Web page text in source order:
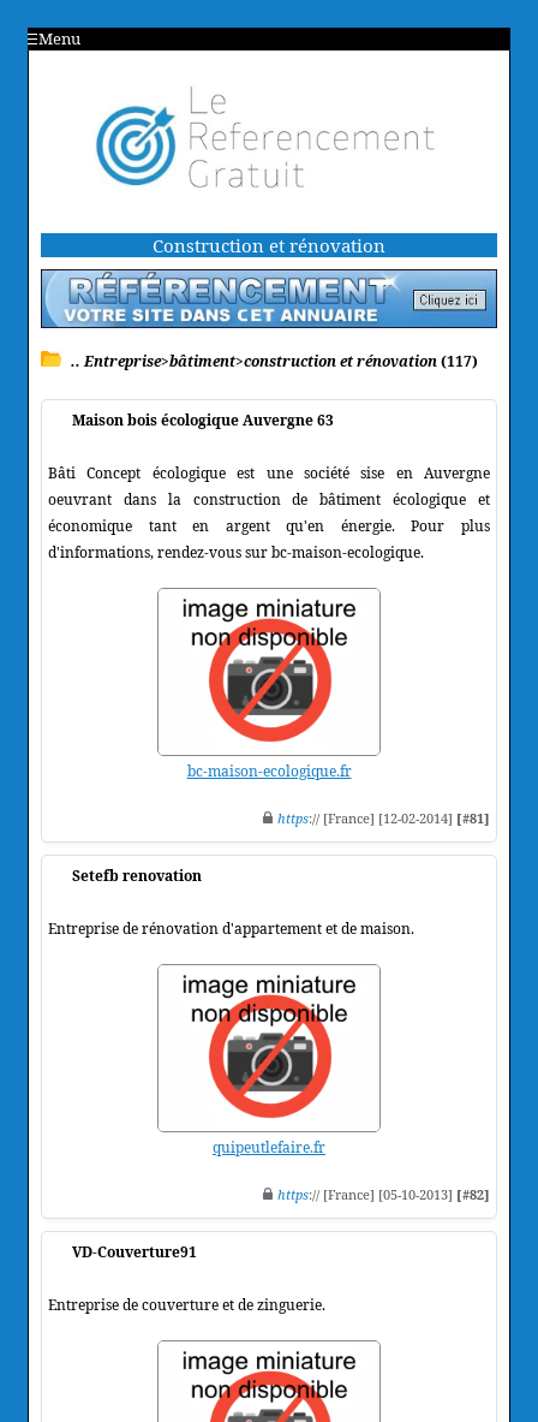
Menu
Construction et rénovation
.. Entreprise>bâtiment>construction et rénovation(117)
Maison bois écologique Auvergne 63
Bâti Concept écologique est une société sise en Auvergne
oeuvrant dans la construction de bâtiment écologique et
économique tant en argent qu'en énergie. Pour plus
d'informations, rendez-vous sur bc-maison-ecologique.
bc-maison-ecologique.fr
https:// [France] [12-02-2014] [#81]
Setefb renovation
Entreprise de rénovation d'appartement et de maison.
quipeutlefaire.fr
https:// [France] [05-10-2013] [#82]
VD-Couverture91
Entreprise de couverture et de zinguerie.